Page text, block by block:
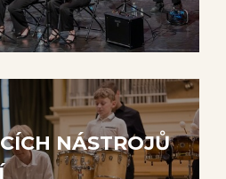
NÁSTROJŮ